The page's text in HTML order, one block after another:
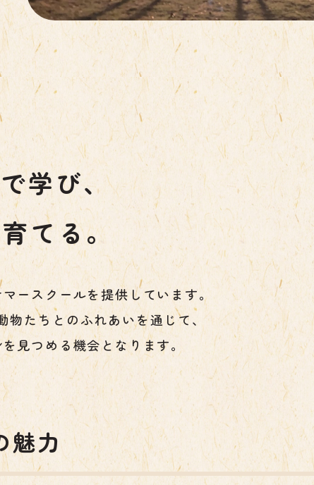
で学び、
てる。
ースクールを提供しています。
物たちとのふれあいを通じて、
見つめる機会となります。
魅力